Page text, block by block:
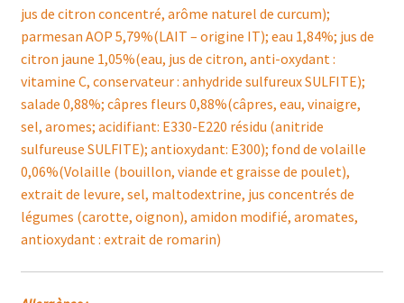
jus de citron concentré, arôme naturel de curcum);
parmesan AOP 5,79%(LAIT – origine IT); eau 1,84%; jus de
citron jaune 1,05%(eau, jus de citron, anti-oxydant :
vitamine C, conservateur : anhydride sulfureux SULFITE);
salade 0,88%; câpres fleurs 0,88%(câpres, eau, vinaigre,
sel, aromes; acidifiant: E330-E220 résidu (anitride
sulfureuse SULFITE); antioxydant: E300); fond de volaille
0,06%(Volaille (bouillon, viande et graisse de poulet),
extrait de levure, sel, maltodextrine, jus concentrés de
légumes (carotte, oignon), amidon modifié, aromates,
antioxydant : extrait de romarin)